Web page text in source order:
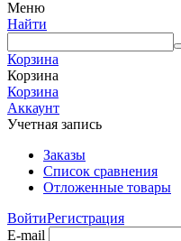
Меню
Найти
Корзина
Корзина
Корзина
Аккаунт
Учетная запись
Заказы
Список сравнения
Отложенные товары
ВойтиРегистрация
E-mail